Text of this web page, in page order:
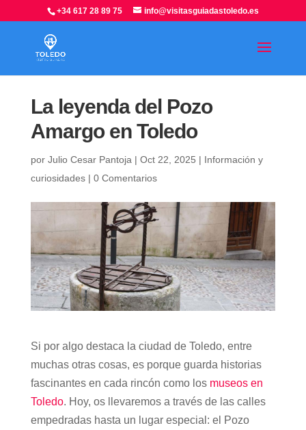
+34 617 28 89 75 info@visitasguiadastoledo.es
La leyenda del Pozo
Amargo en Toledo
por Julio Cesar Pantoja | Oct 22, 2025 | Información y
curiosidades| 0 Comentarios
Si por algo destaca la ciudad de Toledo, entre
muchas otras cosas, es porque guarda historias
fascinantes en cada rincón como los museos en
Toledo. Hoy, os llevaremos a través de las calles
empedradas hasta un lugar especial: el Pozo